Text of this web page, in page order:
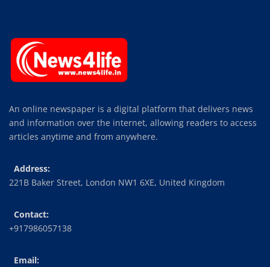
An online newspaper is a digital platform that delivers news
and information over the internet, allowing readers to access
articles anytime and from anywhere.
Address:
221B Baker Street, London NW1 6XE, United Kingdom
Contact:
+917986057138
Email: